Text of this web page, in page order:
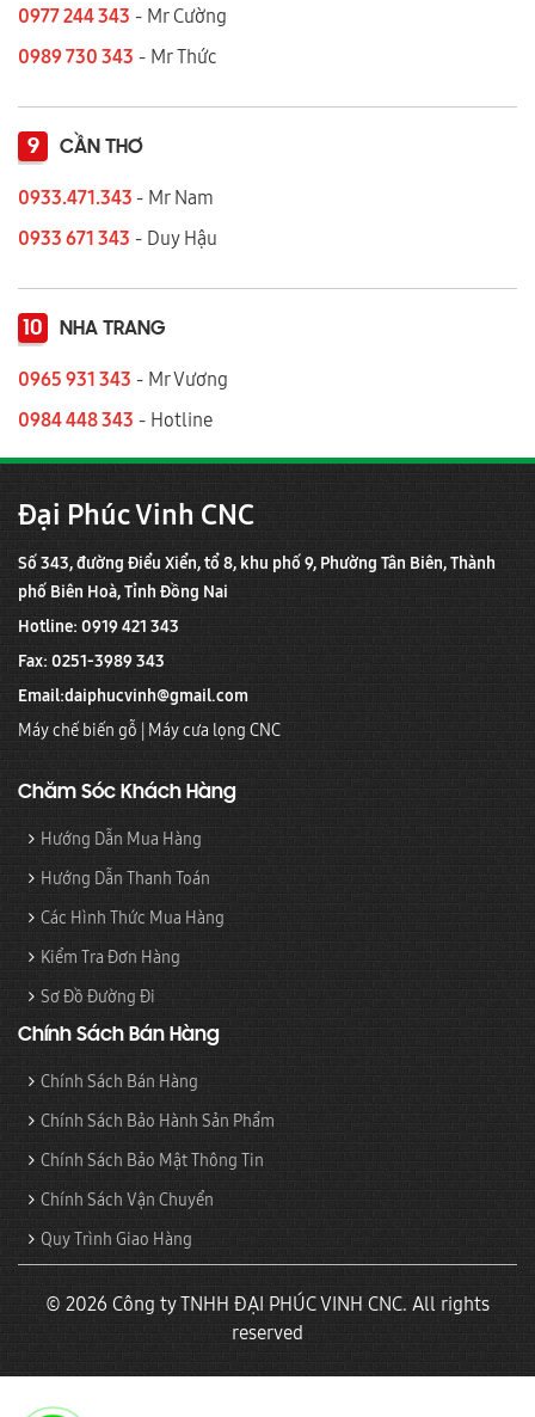
0977 244 343 - Mr Cường
0989 730 343 - Mr Thức
9 CẦN THƠ
0933.471.343 - Mr Nam
0933 671 343 - Duy Hậu
10 NHA TRANG
0965 931 343 - Mr Vương
0984 448 343 - Hotline
Đại Phúc Vinh CNC
Số 343, đường Điểu Xiển, tổ 8, khu phố 9, Phường Tân Biên, Thành
phố Biên Hoà, Tỉnh Đồng Nai
Hotline: 0919 421 343
Fax: 0251-3989 343
Email:daiphucvinh@gmail.com
Máy chế biến gỗ | Máy cưa lọng CNC
Chăm Sóc Khách Hàng
Hướng Dẫn Mua Hàng
Hướng Dẫn Thanh Toán
Các Hình Thức Mua Hàng
Kiểm Tra Đơn Hàng
Sơ Đồ Đường Đi
Chính Sách Bán Hàng
Chính Sách Bán Hàng
Chính Sách Bảo Hành Sản Phẩm
Chính Sách Bảo Mật Thông Tin
Chính Sách Vận Chuyển
Quy Trình Giao Hàng
© 2026 Công ty TNHH ĐẠI PHÚC VINH CNC. All rights
reserved